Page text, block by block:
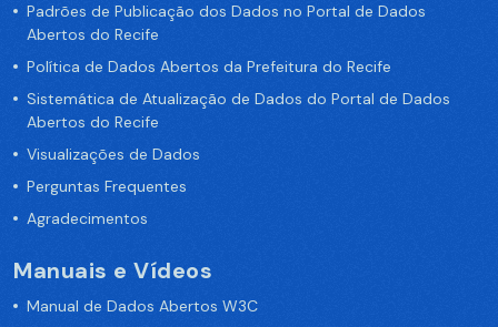
Padrões de Publicação dos Dados no Portal de Dados
Abertos do Recife
Política de Dados Abertos da Prefeitura do Recife
Sistemática de Atualização de Dados do Portal de Dados
Abertos do Recife
Visualizações de Dados
Perguntas Frequentes
Agradecimentos
Manuais e Vídeos
Manual de Dados Abertos W3C